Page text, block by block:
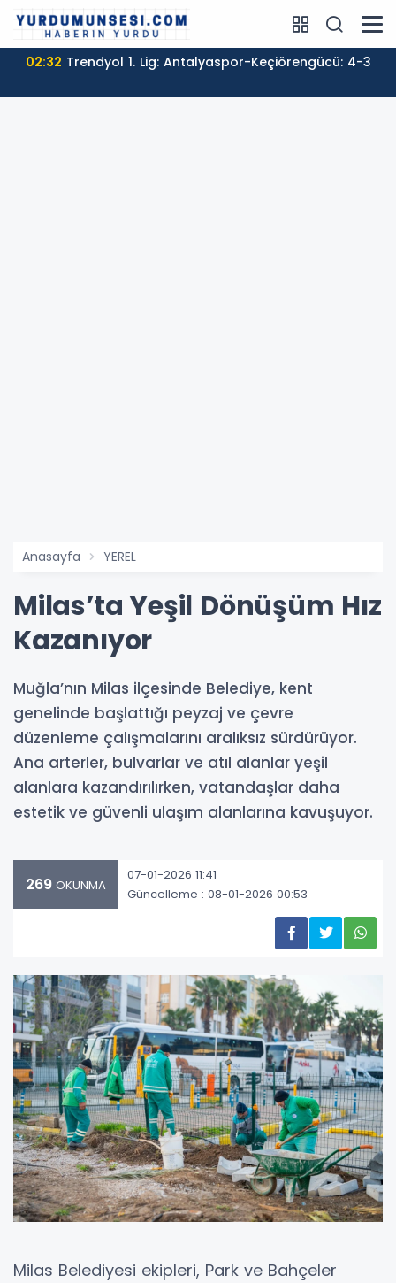
02:32 Trendyol 1. Lig: Antalyaspor-Keçiörengücü: 4-3
Anasayfa YEREL
Milas’ta Yeşil Dönüşüm Hız
Kazanıyor
Muğla’nın Milas ilçesinde Belediye, kent
genelinde başlattığı peyzaj ve çevre
düzenleme çalışmalarını aralıksız sürdürüyor.
Ana arterler, bulvarlar ve atıl alanlar yeşil
alanlara kazandırılırken, vatandaşlar daha
estetik ve güvenli ulaşım alanlarına kavuşuyor.
269 OKUNMA
07-01-2026 11:41
Güncelleme : 08-01-2026 00:53
Milas Belediyesi ekipleri, Park ve Bahçeler